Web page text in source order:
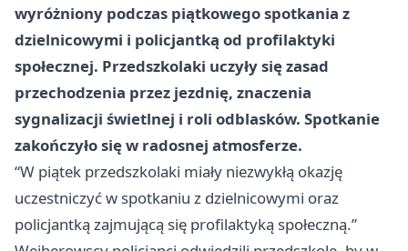
wyróżniony podczas piątkowego spotkania z
dzielnicowymi i policjantką od profilaktyki
społecznej. Przedszkolaki uczyły się zasad
przechodzenia przez jezdnię, znaczenia
sygnalizacji świetlnej i roli odblasków. Spotkanie
zakończyło się w radosnej atmosferze.
“W piątek przedszkolaki miały niezwykłą okazję
uczestniczyć w spotkaniu z dzielnicowymi oraz
policjantką zajmującą się profilaktyką społeczną.”